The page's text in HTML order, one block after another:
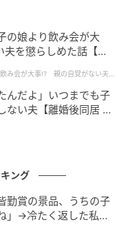
験談から産婦人科検
レシピまで。月間利用者1
の娘より飲み会が大
を懲らしめた話【第1
み会が大事!? 親の自覚がない夫を
んだよ」いつまでも子
ない夫【離婚後同居 Vo
ング
勤賞の景品、うちの子
」→冷たく返した私が